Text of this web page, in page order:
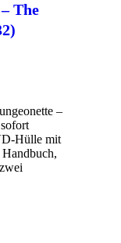
The
–
Hülle mit